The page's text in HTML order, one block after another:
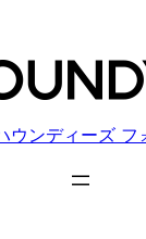
ウンディーズ フ